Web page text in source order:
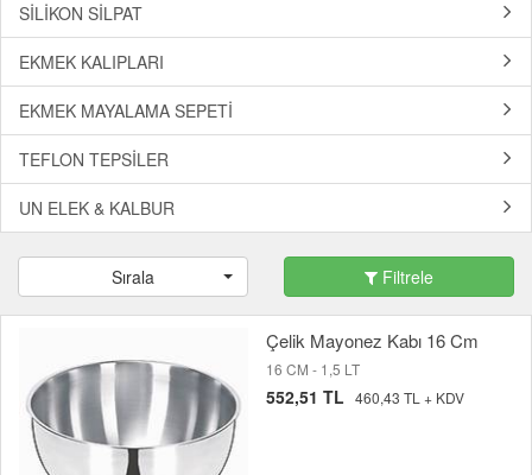
SİLİKON SİLPAT
EKMEK KALIPLARI
EKMEK MAYALAMA SEPETİ
TEFLON TEPSİLER
UN ELEK & KALBUR
Sırala Filtrele
Çelik Mayonez Kabı 16 Cm
16 CM - 1,5 LT
552,51 TL 460,43 TL + KDV